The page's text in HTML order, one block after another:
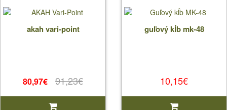
akah vari-point
80,97€ 91,23€
guľový kĺb mk-48
10,15€